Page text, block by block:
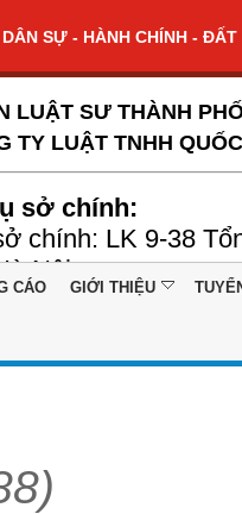
SỰ - HÀNH CHÍNH -
LUẬT SƯ THÀNH
TY LUẬT TNHH
sở chính:
chính: LK 9-38
Nội
CÁO GIỚI THIỆU